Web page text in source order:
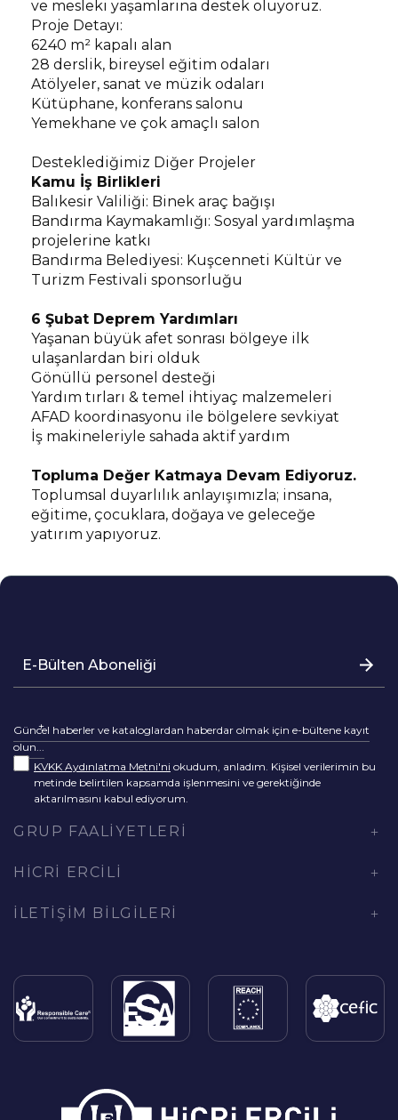
ve mesleki yaşamlarına destek oluyoruz.
Proje Detayı:
6240 m² kapalı alan
28 derslik, bireysel eğitim odaları
Atölyeler, sanat ve müzik odaları
Kütüphane, konferans salonu
Yemekhane ve çok amaçlı salon
Desteklediğimiz Diğer Projeler
Kamu İş Birlikleri
Balıkesir Valiliği: Binek araç bağışı
Bandırma Kaymakamlığı: Sosyal yardımlaşma
projelerine katkı
Bandırma Belediyesi: Kuşcenneti Kültür ve
Turizm Festivali sponsorluğu
6 Şubat Deprem Yardımları
Yaşanan büyük afet sonrası bölgeye ilk
ulaşanlardan biri olduk
Gönüllü personel desteği
Yardım tırları & temel ihtiyaç malzemeleri
AFAD koordinasyonu ile bölgelere sevkiyat
İş makineleriyle sahada aktif yardım
Topluma Değer Katmaya Devam Ediyoruz.
Toplumsal duyarlılık anlayışımızla; insana,
eğitime, çocuklara, doğaya ve geleceğe
yatırım yapıyoruz.
Güncel haberler ve kataloglardan haberdar olmak için e-bültene kayıt
olun...
KVKK Aydınlatma Metni'ni okudum, anladım. Kişisel verilerimin bu
metinde belirtilen kapsamda işlenmesini ve gerektiğinde
aktarılmasını kabul ediyorum.
GRUP FAALIYETLERI
HICRI ERCILI
İLETIŞIM BILGILERI